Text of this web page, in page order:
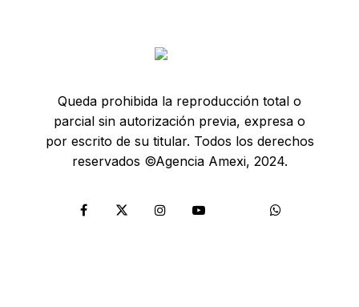
Queda prohibida la reproducción total o
parcial sin autorización previa, expresa o
por escrito de su titular. Todos los derechos
reservados ©Agencia Amexi, 2024.